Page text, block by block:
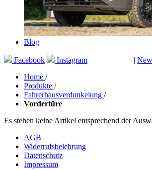
Blog
Facebook Instagram |
Home /
Produkte /
Fahrerhausverdunkelung /
Vordertüre
Es stehen keine Artikel entsprechend der
AGB
Widerrufsbelehrung
Datenschutz
Impressum